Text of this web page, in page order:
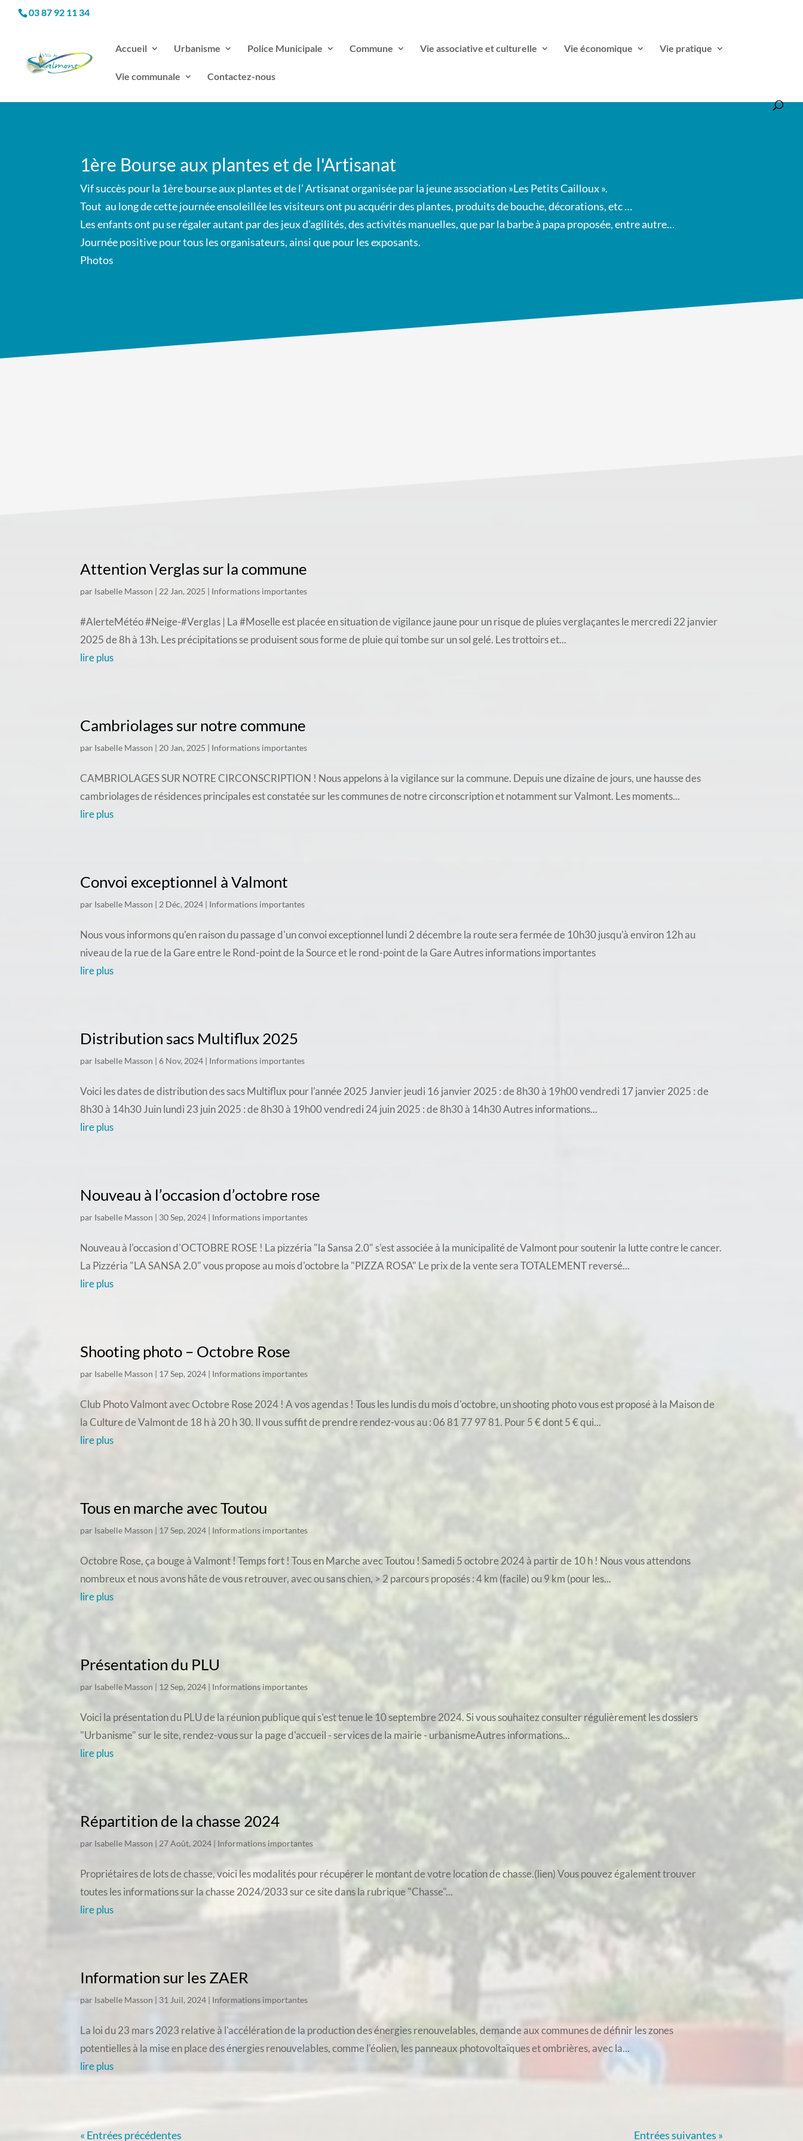
03 87 92 11 34
Accueil Urbanisme Police Municipale Commune Vie associative et culturelle Vie économique Vie pratique
Vie communale Contactez-nous
1ère Bourse aux plantes et de l'Artisanat
Vif succès pour la 1ère bourse aux plantes et de l’ Artisanat organisée par la jeune association »Les Petits Cailloux ».
Tout au long de cette journée ensoleillée les visiteurs ont pu acquérir des plantes, produits de bouche, décorations, etc …
Les enfants ont pu se régaler autant par des jeux d’agilités, des activités manuelles, que par la barbe à papa proposée, entre autre…
Journée positive pour tous les organisateurs, ainsi que pour les exposants.
Photos
Attention Verglas sur la commune
par Isabelle Masson | 22 Jan, 2025 | Informations importantes
#AlerteMétéo #Neige-#Verglas | La #Moselle est placée en situation de vigilance jaune pour un risque de pluies verglaçantes le mercredi 22 janvier
2025 de 8h à 13h. Les précipitations se produisent sous forme de pluie qui tombe sur un sol gelé. Les trottoirs et...
lire plus
Cambriolages sur notre commune
par Isabelle Masson | 20 Jan, 2025 | Informations importantes
CAMBRIOLAGES SUR NOTRE CIRCONSCRIPTION ! Nous appelons à la vigilance sur la commune. Depuis une dizaine de jours, une hausse des
cambriolages de résidences principales est constatée sur les communes de notre circonscription et notamment sur Valmont. Les moments...
lire plus
Convoi exceptionnel à Valmont
par Isabelle Masson | 2 Déc, 2024 | Informations importantes
Nous vous informons qu'en raison du passage d'un convoi exceptionnel lundi 2 décembre la route sera fermée de 10h30 jusqu'à environ 12h au
niveau de la rue de la Gare entre le Rond-point de la Source et le rond-point de la Gare Autres informations importantes
lire plus
Distribution sacs Multiflux 2025
par Isabelle Masson |6 Nov, 2024 | Informations importantes
Voici les dates de distribution des sacs Multiflux pour l'année 2025 Janvier jeudi 16 janvier 2025 : de 8h30 à 19h00 vendredi 17 janvier 2025 : de
8h30 à 14h30 Juin lundi 23 juin 2025 : de 8h30 à 19h00 vendredi 24 juin 2025 : de 8h30 à 14h30 Autres informations...
lire plus
Nouveau à l’occasion d’octobre rose
par Isabelle Masson | 30 Sep, 2024 | Informations importantes
Nouveau à l'occasion d'OCTOBRE ROSE ! La pizzéria "la Sansa 2.0" s'est associée à la municipalité de Valmont pour soutenir la lutte contre le cancer.
La Pizzéria "LA SANSA 2.0" vous propose au mois d'octobre la "PIZZA ROSA" Le prix de la vente sera TOTALEMENT reversé...
lire plus
Shooting photo – Octobre Rose
par Isabelle Masson | 17 Sep, 2024 | Informations importantes
Club Photo Valmont avec Octobre Rose 2024 ! A vos agendas ! Tous les lundis du mois d'octobre, un shooting photo vous est proposé à la Maison de
la Culture de Valmont de 18 h à 20 h 30. Il vous suffit de prendre rendez-vous au : 06 81 77 97 81. Pour 5 € dont 5 € qui...
lire plus
Tous en marche avec Toutou
par Isabelle Masson | 17 Sep, 2024 | Informations importantes
Octobre Rose, ça bouge à Valmont ! Temps fort ! Tous en Marche avec Toutou ! Samedi 5 octobre 2024 à partir de 10 h ! Nous vous attendons
nombreux et nous avons hâte de vous retrouver, avec ou sans chien, > 2 parcours proposés : 4 km (facile) ou 9 km (pour les...
lire plus
Présentation du PLU
par Isabelle Masson | 12 Sep, 2024 | Informations importantes
Voici la présentation du PLU de la réunion publique qui s'est tenue le 10 septembre 2024. Si vous souhaitez consulter régulièrement les dossiers
"Urbanisme" sur le site, rendez-vous sur la page d'accueil - services de la mairie - urbanismeAutres informations...
lire plus
Répartition de la chasse 2024
par Isabelle Masson | 27 Août, 2024 | Informations importantes
Propriétaires de lots de chasse, voici les modalités pour récupérer le montant de votre location de chasse.(lien) Vous pouvez également trouver
toutes les informations sur la chasse 2024/2033 sur ce site dans la rubrique "Chasse"...
lire plus
Information sur les ZAER
par Isabelle Masson | 31 Juil, 2024 | Informations importantes
La loi du 23 mars 2023 relative à l'accélération de la production des énergies renouvelables, demande aux communes de définir les zones
potentielles à la mise en place des énergies renouvelables, comme l'éolien, les panneaux photovoltaïques et ombrières, avec la...
lire plus
« Entrées précédentes Entrées suivantes »